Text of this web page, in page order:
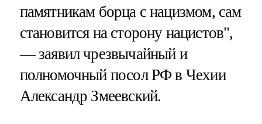
памятникам борца с нацизмом, сам
становится на сторону нацистов",
— заявил чрезвычайный и
полномочный посол РФ в Чехии
Александр Змеевский.